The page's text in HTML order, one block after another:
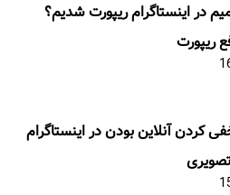
در اینستاگرام ریپورت شدیم؟
ریپورت
کردن آنلاین بودن در اینستاگرام